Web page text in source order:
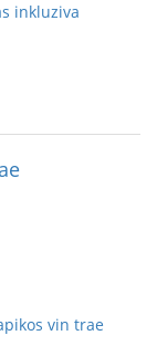
inkluziva
vin trae